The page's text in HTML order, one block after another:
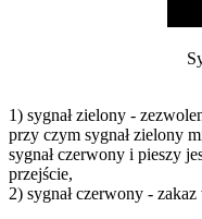
1) sygnał zielony -
przy czym sygnał zielony
sygnał czerwony i pieszy
przejście,
2) sygnał czerwony -